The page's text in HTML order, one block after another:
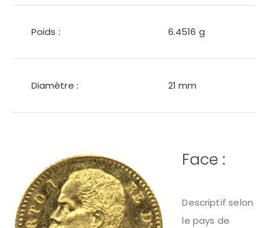
Poids : 6.4516 g
Diamètre : 21 mm
Face :
Descriptif selon
le pays de